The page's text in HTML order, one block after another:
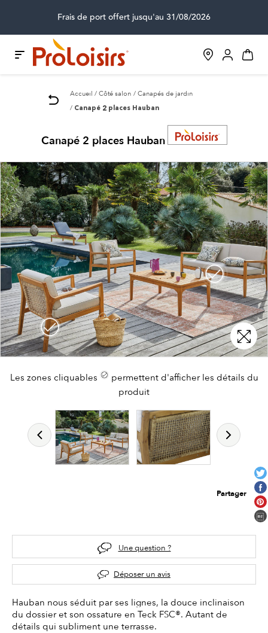
Frais de port offert jusqu'au 31/08/2026
Accueil Côté salon Canapés de jardin
Canapé 2 places Hauban
Canapé 2 places Hauban
Les zones cliquables
permettent d'afficher les détails du
produit
Partager
Une question ?
Déposer un avis
Hauban nous séduit par ses lignes, la douce inclinaison
du dossier et son ossature en Teck FSC®. Autant de
détails qui subliment une terrasse.